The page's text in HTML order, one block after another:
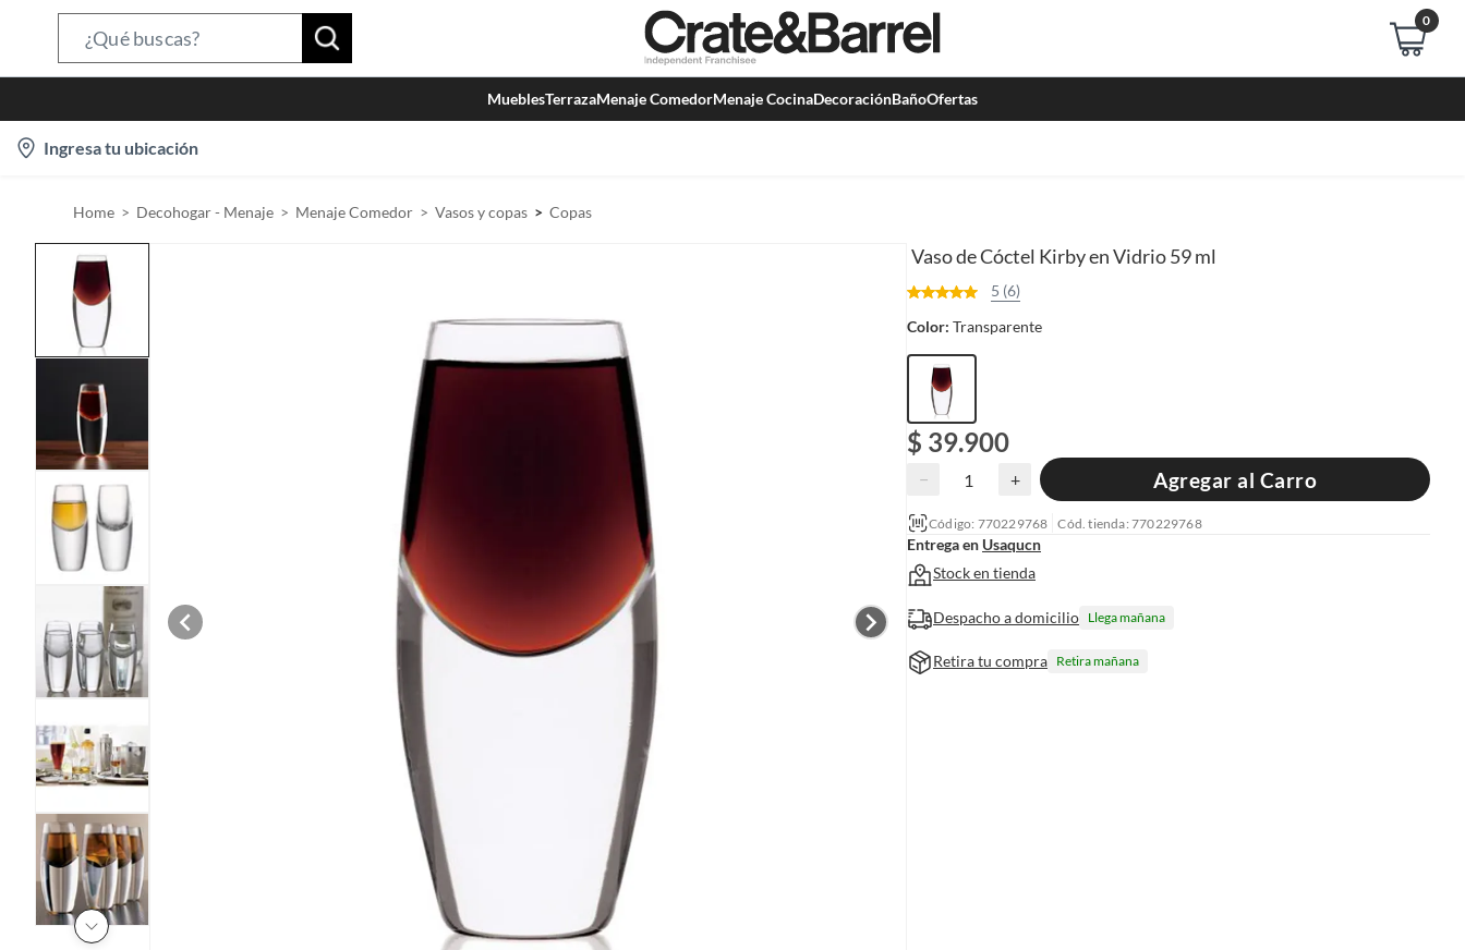
e
r
B
0
MueblesTerrazaMenaje ComedorMenaje CocinaDecoraciónBañoOfertas
Ingresa tu ubicación
Home Decohogar - Menaje Menaje Comedor Vasos y copas Copas
Vaso de Cóctel Kirby en Vidrio 59 ml
5 (6)
Color: Transparente
$ 39.900
− + Agregar al Carro
Código: 770229768 Cód. tienda: 770229768
Entrega en Usaqucn
Stock en tienda
Despacho a domicilio Llega mañana
Retira tu compra Retira mañana